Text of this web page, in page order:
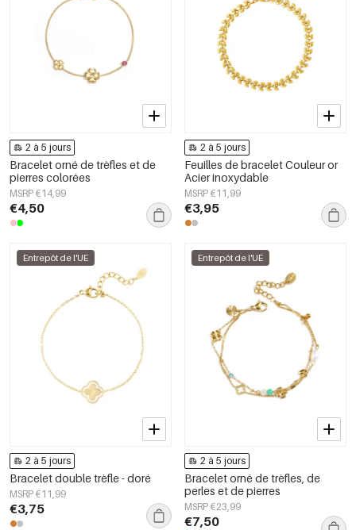
2 à 5 jours
Bracelet orné de trèfles et de
pierres colorées
MSRP €14,99
€4,50
2 à 5 jours
Feuilles de bracelet Couleur or
Acier inoxydable
MSRP €11,99
€3,95
Entrepôt de l'UE
2 à 5 jours
Bracelet double trèfle - doré
MSRP €11,99
€3,75
Entrepôt de l'UE
2 à 5 jours
Bracelet orné de trèfles, de
perles et de pierres
MSRP €23,99
€7,50